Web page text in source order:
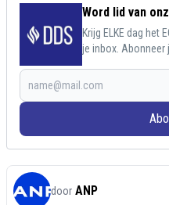
Word lid van
Krijg ELKE dag het
je inbox. Abonneer
door ANP